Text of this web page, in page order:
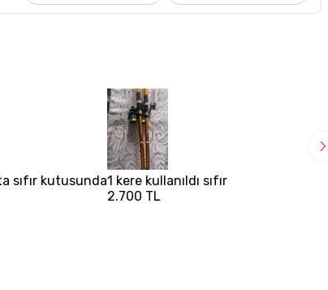
sıfır kutusunda1 kere kullanıldı sıfır
2.700 TL